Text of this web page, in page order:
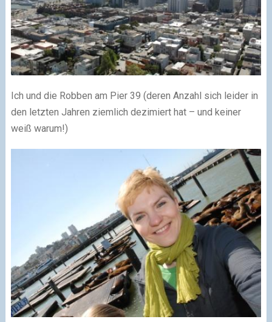
Ich und die Robben am Pier 39 (deren Anzahl sich leider in
den letzten Jahren ziemlich dezimiert hat – und keiner
weiß warum!)